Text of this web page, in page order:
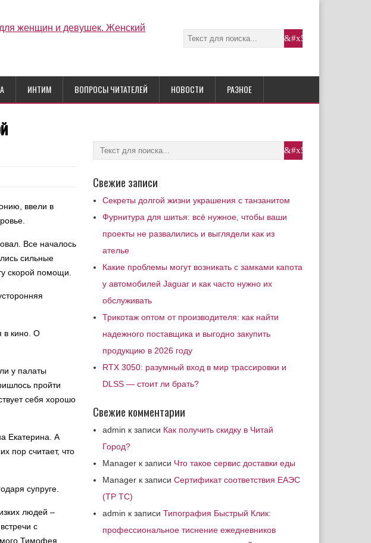
ИНТИМ ВОПРОСЫ ЧИТАТЕЛЕЙ НОВОСТИ РАЗНОЕ
ввели в
Все началось
сильные
скорой помощи.
в кино. О
у палаты
пройти
себя хорошо
Екатерина. А
пор считает, что
супруге.
людей –
с
Тимофея
Свежие записи
Секреты долгой жизни украшения с танзанитом
Фурнитура для шитья: всё нужное, чтобы ваши
проекты не развалились и выглядели как из
ателье
Какие проблемы могут возникать с замками капота
у автомобилей Jaguar и как часто нужно их
обслуживать
Трикотаж оптом от производителя: как найти
надежного поставщика и выгодно закупить
продукцию в 2026 году
RTX 3050: разумный вход в мир трассировки и
DLSS — стоит ли брать?
Свежие комментарии
admin к записи Как получить скидку в Читай
Город?
Manager к записи Что такое сервис доставки еды
Manager к записи Сертификат соответствия ЕАЭС
(ТР ТС)
admin к записи Типография Быстрый Клик:
профессиональное тиснение ежедневников